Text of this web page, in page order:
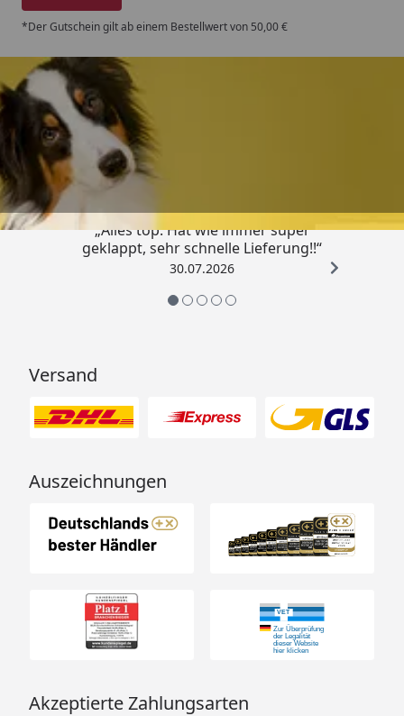
*Der Gutschein gilt ab einem Bestellwert von 50,00 €
Trusted Shops
„Alles top. Hat wie immer super
geklappt, sehr schnelle Lieferung!!“
30.07.2026
Versand
Auszeichnungen
Akzeptierte Zahlungsarten